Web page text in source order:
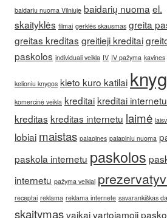
baidariu nuoma Vilniuje baidarių nuoma el.
skaityklės filmai gerklės skausmas greita
greitas kreditas greitieji kreditai
paskolos individuali veikla IV IV pažyma kavines
kelioniu knygos kieto kuro katilai
komercinė veikla kreditai kreditai internetu
kreditas kreditas internetu laimė
lobiai maistas palapines palapiniu nuoma
paskola internetu paskolos
internetu pažyma veiklai
receptai reklama reklama internete savarankiškas
skaitymasvaikaivartojamoji